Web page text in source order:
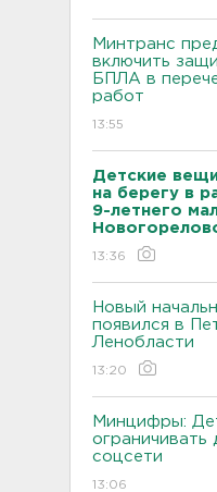
Минтранс
включить
БПЛА в
работ
13:55
Детские
на берегу в
9-летнего
13:36
Новый
появился в
Ленобласти
13:20
Минцифры:
ограничивать
соцсети
13:06